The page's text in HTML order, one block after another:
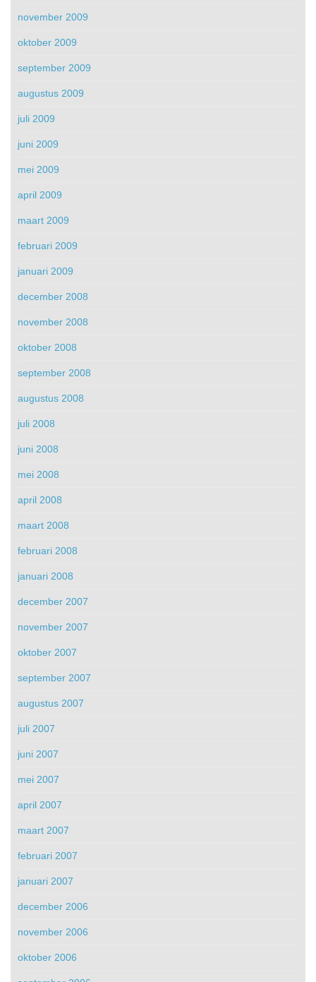
november 2009
oktober 2009
september 2009
augustus 2009
juli 2009
juni 2009
mei 2009
april 2009
maart 2009
februari 2009
januari 2009
december 2008
november 2008
oktober 2008
september 2008
augustus 2008
juli 2008
juni 2008
mei 2008
april 2008
maart 2008
februari 2008
januari 2008
december 2007
november 2007
oktober 2007
september 2007
augustus 2007
juli 2007
juni 2007
mei 2007
april 2007
maart 2007
februari 2007
januari 2007
december 2006
november 2006
oktober 2006